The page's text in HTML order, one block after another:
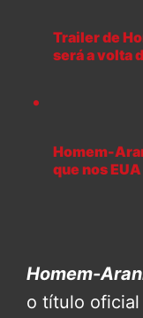
Trailer de
será a volta
Homem-
que nos
Homem-
o título